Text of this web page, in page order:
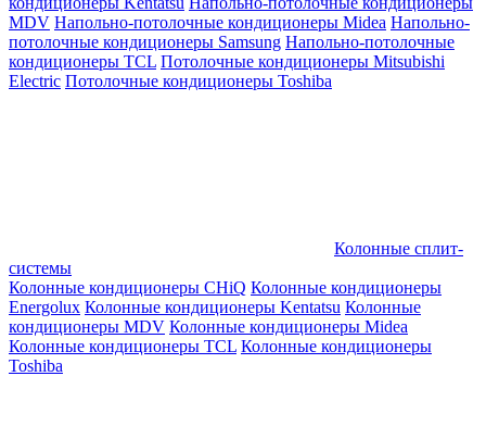
MDV Напольно-потолочные кондиционеры Midea Напольно-
потолочные кондиционеры Samsung Напольно-потолочные
кондиционеры TCL Потолочные кондиционеры Mitsubishi
Electric Потолочные кондиционеры Toshiba
Колонные сплит-
системы
Колонные кондиционеры CHiQ Колонные кондиционеры
Energolux Колонные кондиционеры Kentatsu Колонные
кондиционеры MDV Колонные кондиционеры Midea
Колонные кондиционеры TCL Колонные кондиционеры
Toshiba